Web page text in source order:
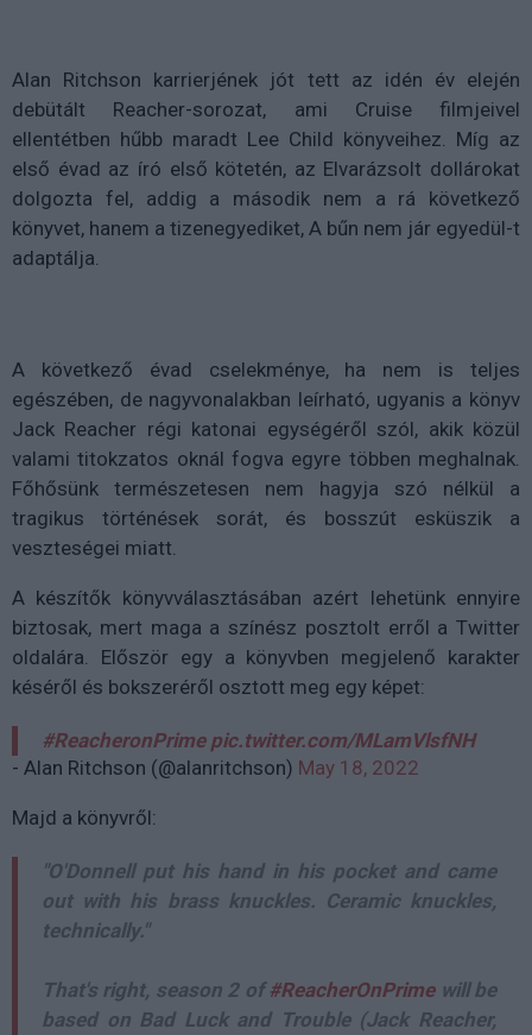
Alan Ritchson karrierjének jót tett az idén év elején
debütált Reacher-sorozat, ami Cruise filmjeivel
ellentétben hűbb maradt Lee Child könyveihez. Míg az
első évad az író első kötetén, az Elvarázsolt dollárokat
dolgozta fel, addig a második nem a rá következő
könyvet, hanem a tizenegyediket, A bűn nem jár egyedül-t
adaptálja.
A következő évad cselekménye, ha nem is teljes
egészében, de nagyvonalakban leírható, ugyanis a könyv
Jack Reacher régi katonai egységéről szól, akik közül
valami titokzatos oknál fogva egyre többen meghalnak.
Főhősünk természetesen nem hagyja szó nélkül a
tragikus történések sorát, és bosszút esküszik a
veszteségei miatt.
A készítők könyvválasztásában azért lehetünk ennyire
biztosak, mert maga a színész posztolt erről a Twitter
oldalára. Először egy a könyvben megjelenő karakter
késéről és bokszeréről osztott meg egy képet:
#ReacheronPrime pic.twitter.com/MLamVlsfNH
- Alan Ritchson (@alanritchson) May 18, 2022
Majd a könyvről:
"O'Donnell put his hand in his pocket and came
out with his brass knuckles. Ceramic knuckles,
technically."
That's right, season 2 of#ReacherOnPrimewill be
based on Bad Luck and Trouble (Jack Reacher,